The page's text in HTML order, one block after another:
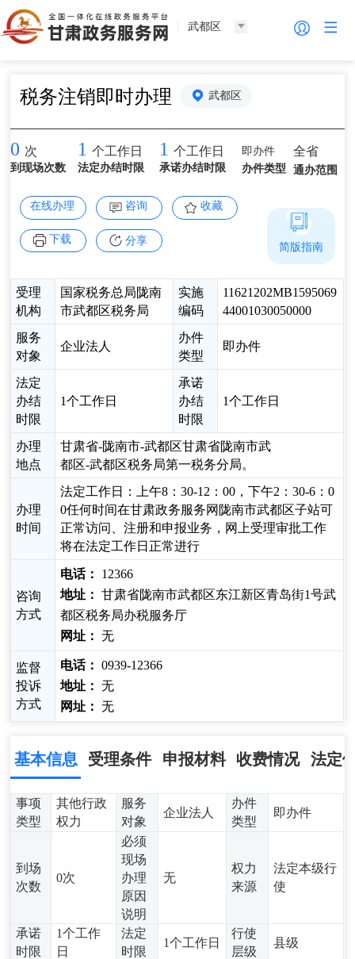
武都区
税务注销即时办理 武都区
0 次
到现场次数
1 个工作日
法定办结时限
1 个工作日
承诺办结时限
即办件
办件类型
全省
通办范围
在线办理 咨询 收藏
下载 分享
受理
机构
国家税务总局陇南
市武都区税务局
实施
编码
11621202MB1595069
44001030050000
服务
对象
企业法人
办件
类型
即办件
法定
办结
时限
1个工作日
承诺
办结
时限
1个工作日
办理
地点
甘肃省-陇南市-武都区甘肃省陇南市武
都区-武都区税务局第一税务分局。
办理
时间
法定工作日：上午8：30-12：00，下午2：30-6：0
0任何时间在甘肃政务服务网陇南市武都区子站可
正常访问、注册和申报业务，网上受理审批工作
将在法定工作日正常进行
咨询
方式
电话：
12366
地址： 甘肃省陇南市武都区东江新区青岛街1号武
都区税务局办税服务厅
网址： 无
监督
投诉
方式
电话： 0939-12366
地址： 无
网址： 无
简版指南
基本信息 受理条件 申报材料 收费情况 法定
事项
类型
其他行政
权力
服务
对象
企业法人
办件
类型
即办件
到场
次数
0次
必须
现场
办理
原因
说明
无
权力
来源
法定本级行
使
承诺
时限
1个工作
日
法定
时限
1个工作日
行使
层级
县级